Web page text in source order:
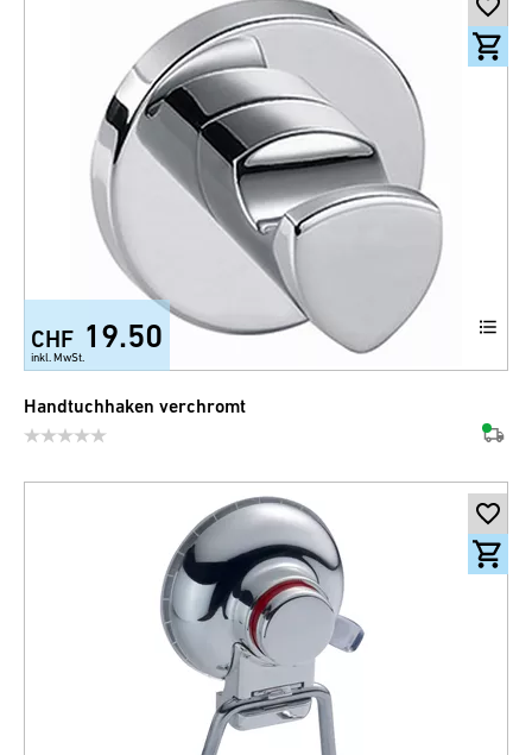
CHF 19.50
inkl. MwSt.
Handtuchhaken verchromt